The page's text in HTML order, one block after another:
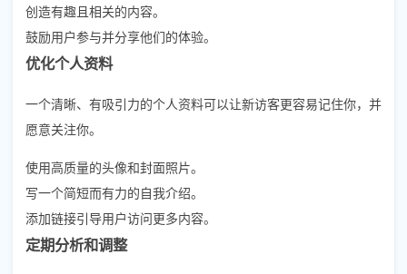
创造有趣且相关的内容。
鼓励用户参与并分享他们的体验。
优化个人资料
一个清晰、有吸引力的个人资料可以让新访客更容易记住你，并
愿意关注你。
使用高质量的头像和封面照片。
写一个简短而有力的自我介绍。
添加链接引导用户访问更多内容。
定期分析和调整